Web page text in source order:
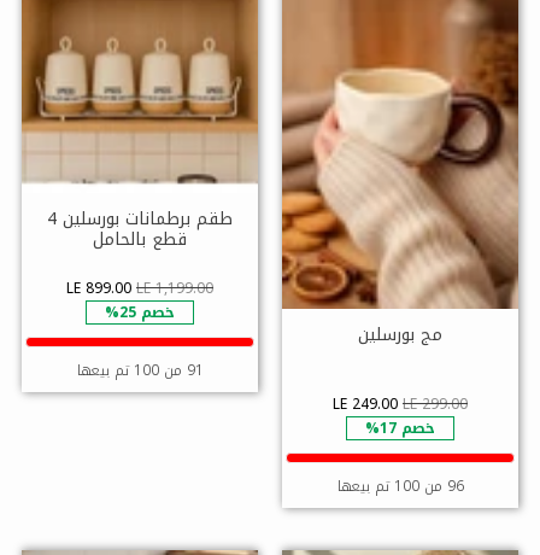
مج بورسلين
LE 249.00LE 299.00
خصم 17%
96 من 100 تم بيعها
طقم برطمانات بورسلين 4
قطع بالحامل
LE 899.00LE 1,199.00
خصم 25%
91 من 100 تم بيعها